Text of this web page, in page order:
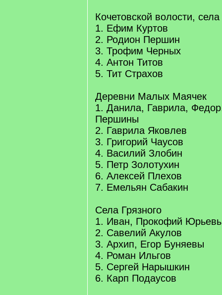
Кочетовской волости,
1. Ефим Куртов
2. Родион Першин
3. Трофим Черных
4. Антон Титов
5. Тит Страхов
Деревни Малых Маячек
1. Данила, Гаврила,
Першины
2. Гаврила Яковлев
3. Григорий Чаусов
4. Василий Злобин
5. Петр Золотухин
6. Алексей Плехов
7. Емельян Сабакин
Села Грязного
1. Иван, Прокофий
2. Савелий Акулов
3. Архип, Егор Буняевы
4. Роман Ильгов
5. Сергей Нарышкин
6. Карп Подаусов